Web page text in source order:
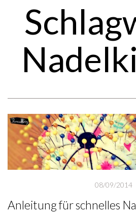
08/09/2014
Anleitung für schnelles